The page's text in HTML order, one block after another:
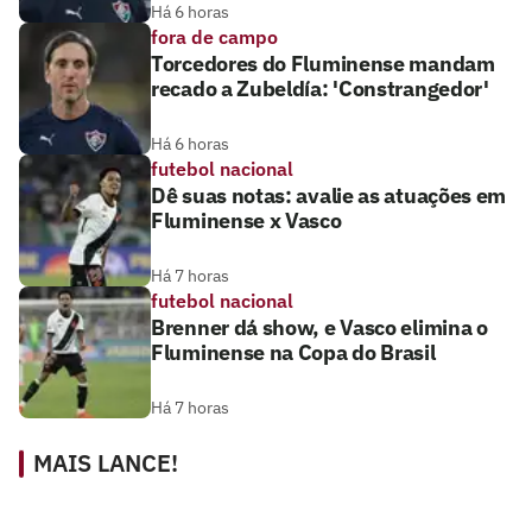
Há 6 horas
fora de campo
Torcedores do Fluminense mandam
recado a Zubeldía: 'Constrangedor'
Há 6 horas
futebol nacional
Dê suas notas: avalie as atuações em
Fluminense x Vasco
Há 7 horas
futebol nacional
Brenner dá show, e Vasco elimina o
Fluminense na Copa do Brasil
Há 7 horas
MAIS LANCE!